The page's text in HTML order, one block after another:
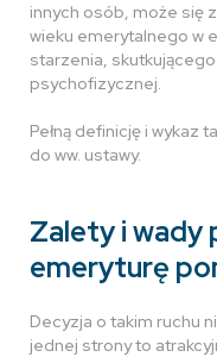
innych osób, może się
wieku emerytalnego w
starzenia,
psychofizycznej.
Pełną definicję i wykaz
do ww. ustawy.
Zalety i wady
emeryturę
Decyzja o takim ruchu
jednej strony to